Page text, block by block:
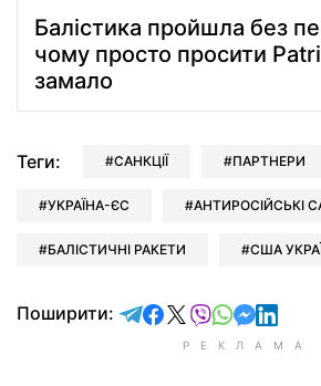
Балістика пройшла без
чому просто просити
замало
Теги: САНКЦІЇ ПАРТНЕРИ
УКРАЇНА-ЄС АНТИРОСІЙСЬКІ
БАЛІСТИЧНІ РАКЕТИ США
Поширити: відправити у
поділитись у
поділитись у X
відправити